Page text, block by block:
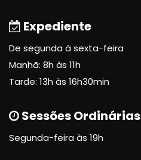
Expediente
De segunda à sexta-feira
Manhã: 8h às 11h
Tarde: 13h às 16h30min
Sessões Ordinárias
Segunda-feira às 19h